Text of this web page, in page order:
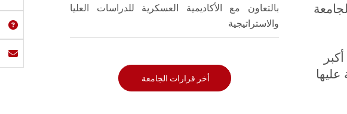
بالتعاون مع الأكاديمية العسكرية للدراسات العليا
والاستراتيجية
أخر قرارات الجامعة